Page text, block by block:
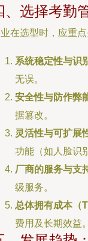
、选择考勤
在选型时，应重点
系统稳定性与识
无误。
安全性与防作弊
据篡改。
灵活性与可扩展
功能（如人脸识
厂商的服务与支
级服务。
总体拥有成本（
费用及长期效益。